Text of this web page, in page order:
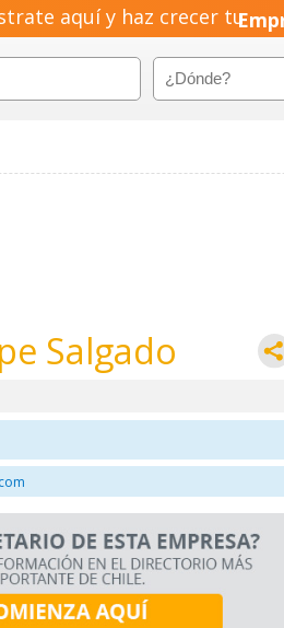
aquí y haz crecer tu
Salgado